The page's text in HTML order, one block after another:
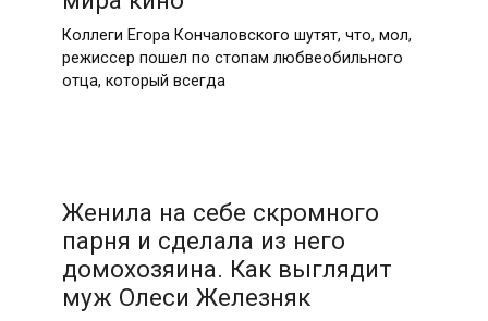
Коллеги Егора Кончаловского шутят, что, мол,
режиссер пошел по стопам любвеобильного
отца, который всегда
Женила на себе скромного
парня и сделала из него
домохозяина. Как выглядит
муж Олеси Железняк